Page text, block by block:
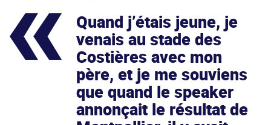
Quand j’étais jeune, je
venais au stade des
Costières avec mon
père, et je me souviens
que quand le speaker
annonçait le résultat de